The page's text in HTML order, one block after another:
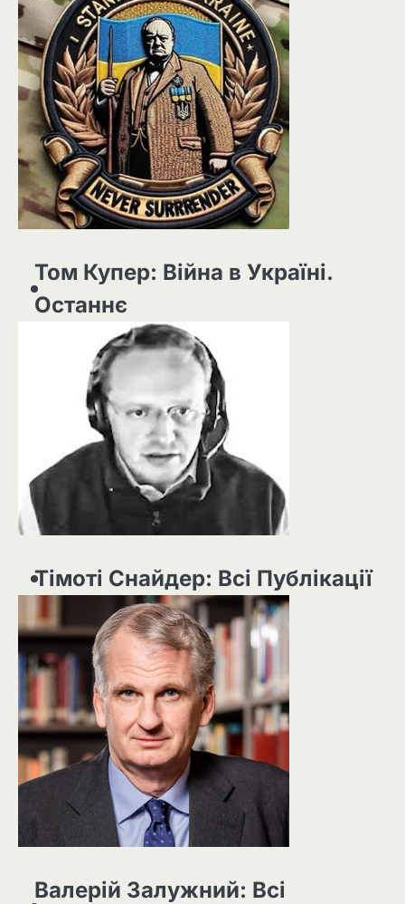
Том Купер: Війна в Україні.
Останнє
Тімоті Снайдер: Всі Публікації
Валерій Залужний: Всі